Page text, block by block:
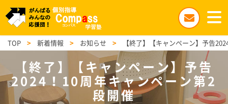
TOP > 新着情報 > お知らせ > 【終了】【キャンペーン】予告
【終了】【キャンペーン】予告
2024！10周年キャンペーン第2
段開催